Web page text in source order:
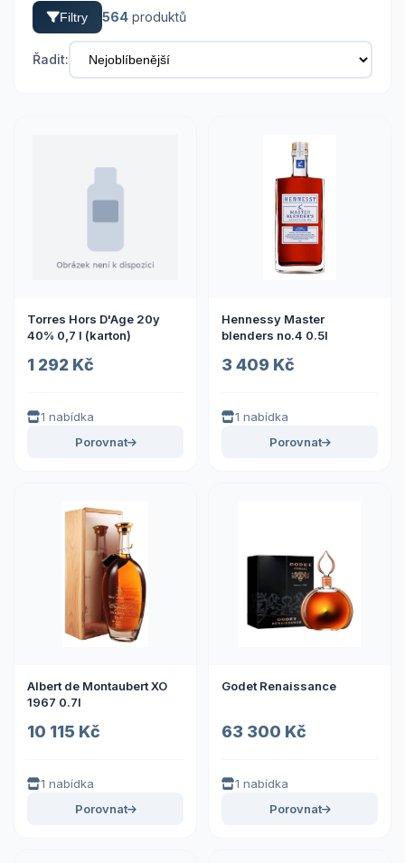
Filtry 564 produktů
Řadit:
Torres Hors D'Age 20y
40% 0,7 l (karton)
1 292 Kč
1 nabídka
Porovnat
Hennessy Master
blenders no.4 0.5l
3 409 Kč
1 nabídka
Porovnat
Albert de Montaubert XO
1967 0.7l
10 115 Kč
1 nabídka
Porovnat
Godet Renaissance
63 300 Kč
1 nabídka
Porovnat